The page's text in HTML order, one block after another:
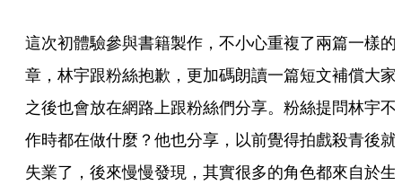
這次初體驗參與書籍製作，不小心重複了兩篇一樣的
章，林宇跟粉絲抱歉，更加碼朗讀一篇短文補償大家
之後也會放在網路上跟粉絲們分享。粉絲提問林宇不
作時都在做什麼？他也分享，以前覺得拍戲殺青後就
失業了，後來慢慢發現，其實很多的角色都來自於生